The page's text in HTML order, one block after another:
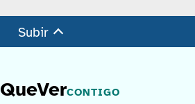
Subir
QueVerCONTIGO